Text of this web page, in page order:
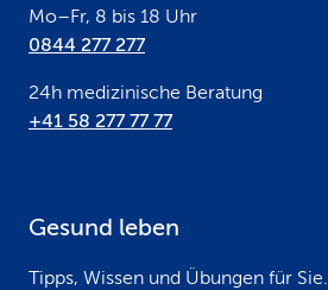
Mo–Fr, 8 bis 18 Uhr
0844 277 277
24h medizinische Beratung
+41 58 277 77 77
Gesund leben
Tipps, Wissen und Übungen für Sie.